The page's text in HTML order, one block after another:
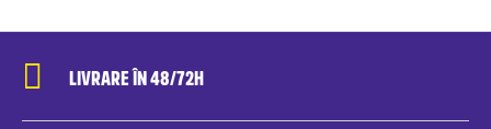
LIVRARE ÎN 48/72H